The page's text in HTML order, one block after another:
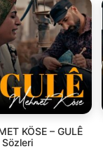
KÖSE – GULÊ
Sözleri